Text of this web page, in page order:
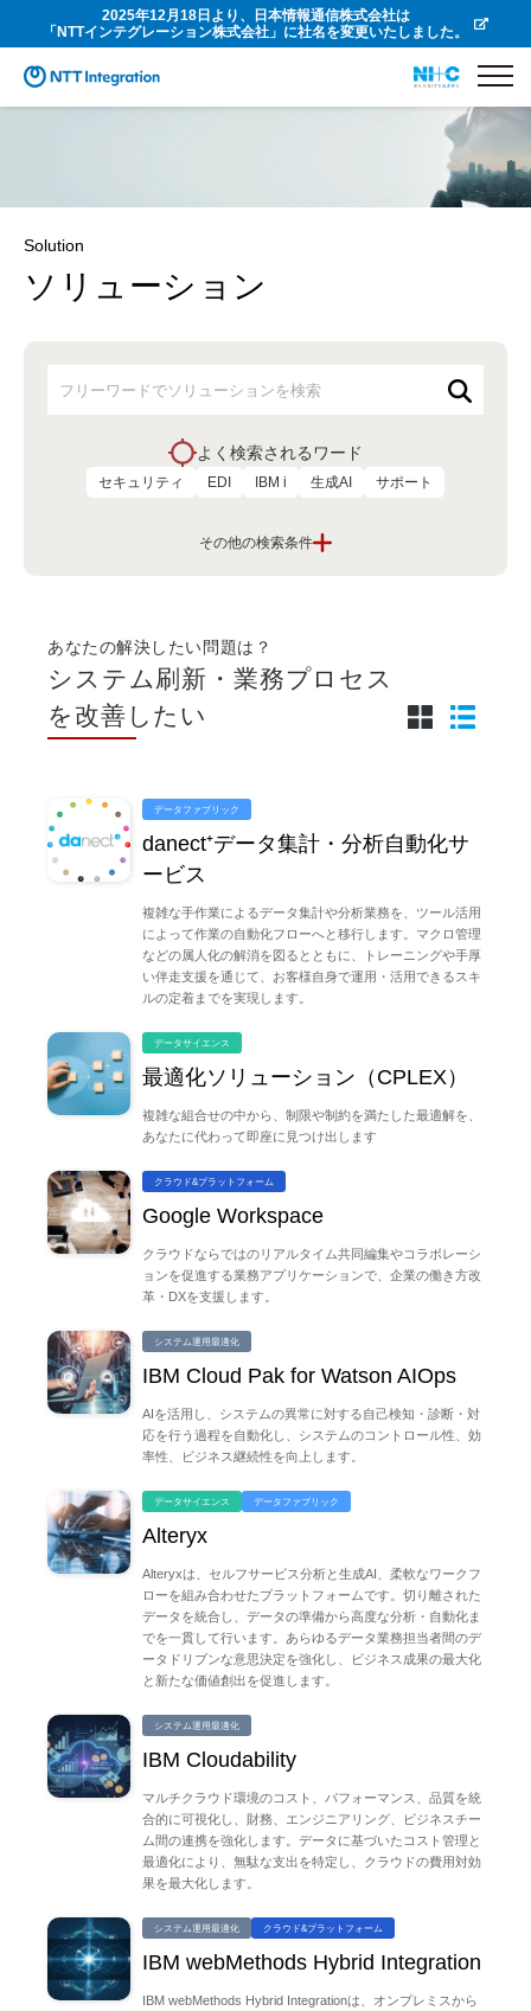
2025年12月18日より、日本情報通信株式会社は
「NTTインテグレーション株式会社」に社名を変更いたしました。
Solution
ソリューション
よく検索されるワード
セキュリティ EDI IBM i 生成AI サポート
たい
ITを活用した人材や働き方の改善を進めた
い
業務プロセスや業務効率化を実現したい
顧客や従業員の体験を向上させたい
セキュリティを強化して安心感を持ちたい
新しい挑戦でビジネスを変革したい
通信ネットワークを安心して利用したい
業界別導入事例を見る
ヘルスケア・医療
通信業・メディア
あなたの解決したい問題は？
システム刷新・業務プロセス
を改善したい
データファブリック
danect⁺データ集計・分析自動化サ
ービス
複雑な手作業によるデータ集計や分析業務を、ツール活用
によって作業の自動化フローへと移行します。マクロ管理
などの属人化の解消を図るとともに、トレーニングや手厚
い伴走支援を通じて、お客様自身で運用・活用できるスキ
ルの定着までを実現します。
データサイエンス
最適化ソリューション（CPLEX）
複雑な組合せの中から、制限や制約を満たした最適解を、
あなたに代わって即座に見つけ出します
クラウド&プラットフォーム
Google Workspace
クラウドならではのリアルタイム共同編集やコラボレーシ
ョンを促進する業務アプリケーションで、企業の働き方改
革・DXを支援します。
システム運用最適化
IBM Cloud Pak for Watson AIOps
AIを活用し、システムの異常に対する自己検知・診断・対
応を行う過程を自動化し、システムのコントロール性、効
率性、ビジネス継続性を向上します。
データサイエンス データファブリック
Alteryx
Alteryxは、セルフサービス分析と生成AI、柔軟なワークフ
ローを組み合わせたプラットフォームです。切り離された
データを統合し、データの準備から高度な分析・自動化ま
でを一貫して行います。あらゆるデータ業務担当者間のデ
ータドリブンな意思決定を強化し、ビジネス成果の最大化
と新たな価値創出を促進します。
システム運用最適化
IBM Cloudability
マルチクラウド環境のコスト、パフォーマンス、品質を統
合的に可視化し、財務、エンジニアリング、ビジネスチー
ム間の連携を強化します。データに基づいたコスト管理と
最適化により、無駄な支出を特定し、クラウドの費用対効
果を最大化します。
システム運用最適化 クラウド&プラットフォーム
IBM webMethods Hybrid Integration
IBM webMethods Hybrid Integrationは、オンプレミスから